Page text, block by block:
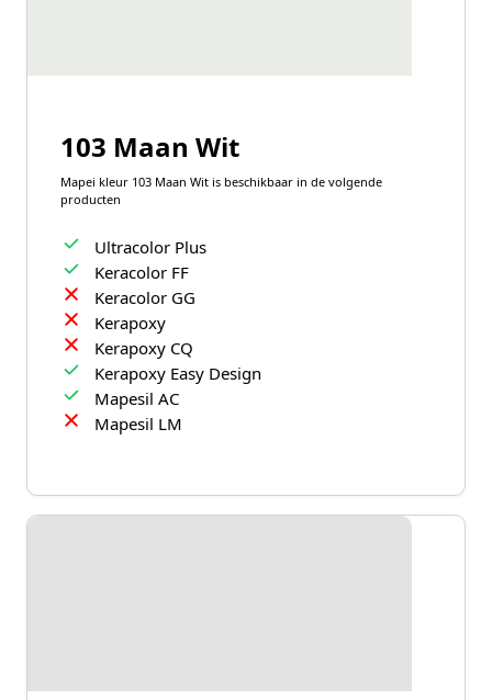
103 Maan Wit
Mapei kleur 103 Maan Wit is beschikbaar in de volgende
producten
Ultracolor Plus
Keracolor FF
Keracolor GG
Kerapoxy
Kerapoxy CQ
Kerapoxy Easy Design
Mapesil AC
Mapesil LM